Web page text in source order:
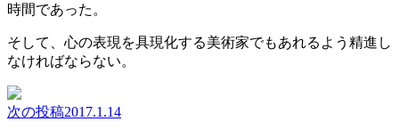
時間であった。
そして、心の表現を具現化する美術家でもあれるよう精進し
なければならない。
次の投稿2017.1.14